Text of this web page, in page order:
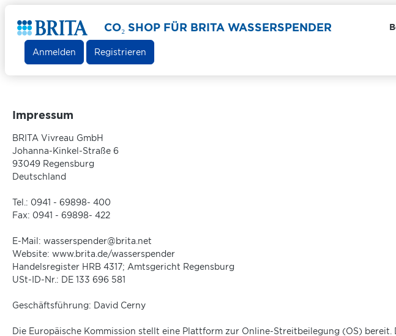
CO₂ SHOP FÜR BRITA WASSERSPENDER
Anmelden Registrieren
Impressum
BRITA Vivreau GmbH
Johanna-Kinkel-Straße 6
93049 Regensburg
Deutschland
Tel.: 0941 - 69898- 400
Fax: 0941 - 69898- 422
E-Mail: wasserspender@brita.net
Website: www.brita.de/wasserspender
Handelsregister HRB 4317; Amtsgericht Regensburg
USt-ID-Nr.: DE 133 696 581
Geschäftsführung: David Cerny
Die Europäische Kommission stellt eine Plattform zur Online-Streitbeilegung (OS)